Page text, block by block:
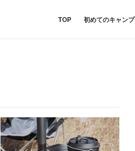
TOP 初めてのキャンプ